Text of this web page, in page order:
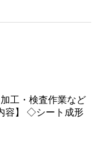
工・検査作業など
容】 ◇シート成形